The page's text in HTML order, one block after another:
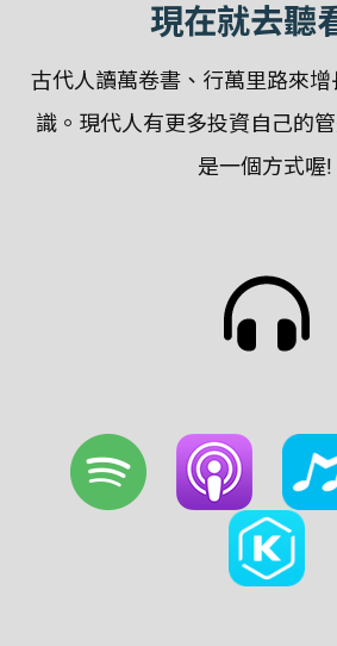
現在就去聽
古代人讀萬卷書、行萬里路來
識。現代人有更多投資自己的
是一個方式喔!